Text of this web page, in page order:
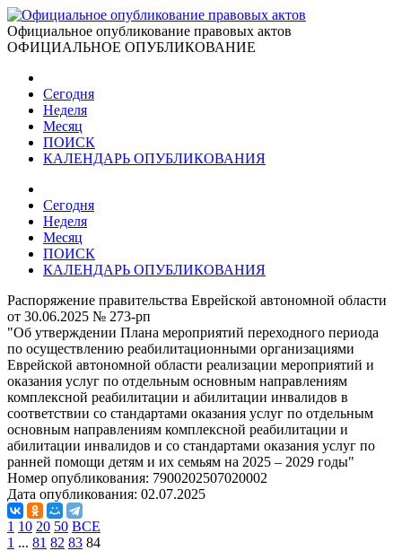
Официальное опубликование правовых актов
ОФИЦИАЛЬНОЕ ОПУБЛИКОВАНИЕ
Сегодня
Неделя
Месяц
ПОИСК
КАЛЕНДАРЬ ОПУБЛИКОВАНИЯ
Сегодня
Неделя
Месяц
ПОИСК
КАЛЕНДАРЬ ОПУБЛИКОВАНИЯ
Распоряжение правительства Еврейской автономной области
от 30.06.2025 № 273-рп
"Об утверждении Плана мероприятий переходного периода
по осуществлению реабилитационными организациями
Еврейской автономной области реализации мероприятий и
оказания услуг по отдельным основным направлениям
комплексной реабилитации и абилитации инвалидов в
соответствии со стандартами оказания услуг по отдельным
основным направлениям комплексной реабилитации и
абилитации инвалидов и со стандартами оказания услуг по
ранней помощи детям и их семьям на 2025 – 2029 годы"
Номер опубликования: 7900202507020002
Дата опубликования: 02.07.2025
1 10 20 50 ВСЕ
1 ... 81 82 83 84